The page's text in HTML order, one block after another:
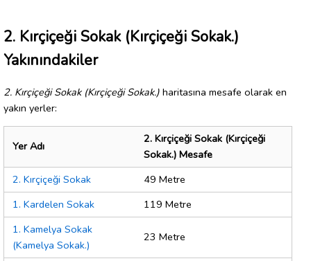
2. Kırçiçeği Sokak (Kırçiçeği Sokak.)
Yakınındakiler
2. Kırçiçeği Sokak (Kırçiçeği Sokak.) haritasına mesafe olarak en
yakın yerler:
Yer Adı
2. Kırçiçeği Sokak (Kırçiçeği
Sokak.) Mesafe
2. Kırçiçeği Sokak
49 Metre
1. Kardelen Sokak
119 Metre
1. Kamelya Sokak
(Kamelya Sokak.)
23 Metre